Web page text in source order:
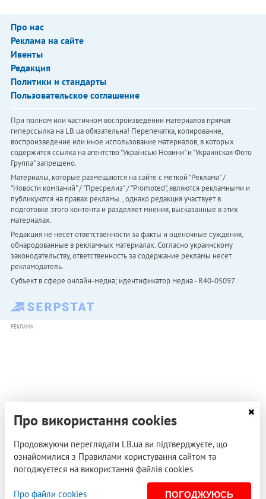
Про нас
Реклама на сайте
Ивенты
Редакция
Политики и стандарты
Пользовательское соглашение
При полном или частичном воспроизведении материалов прямая
гиперссылка на LB.ua обязательна! Перепечатка, копирование,
воспроизведение или иное использование материалов, в которых
содержится ссылка на агентство "Українськi Новини" и "Украинская Фото
Группа" запрещено.
Материалы, которые размещаются на сайте с меткой "Реклама" /
"Новости компаний" / "Пресрелиз" / "Promoted", являются рекламными и
публикуются на правах рекламы. , однако редакция участвует в
подготовке этого контента и разделяет мнения, высказанные в этих
материалах.
Редакция не несет ответственности за факты и оценочные суждения,
обнародованные в рекламных материалах. Согласно украинскому
законодательству, ответственность за содержание рекламы несет
рекламодатель.
Субъект в сфере онлайн-медиа; идентификатор медиа - R40-05097
РЕКЛАМА
Про використання cookies
Продовжуючи переглядати LB.ua ви підтверджуєте, що
ознайомилися з Правилами користування сайтом та
погоджуєтеся на використання файлів cookies
Про файли cookies ПОГОДЖУЮСЬ